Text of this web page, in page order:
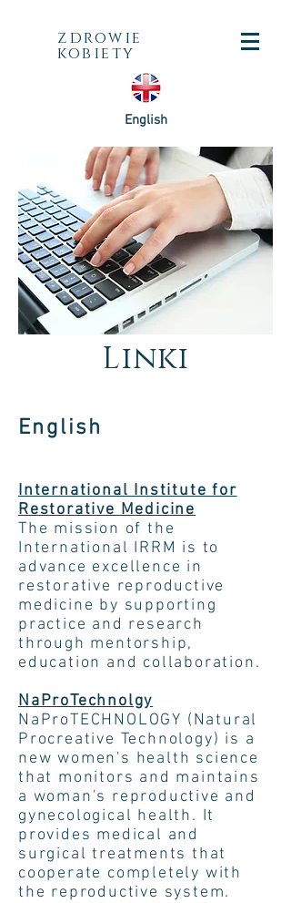
zdrowie
kobiety
English
Linki
English
International Institute for
Restorative Medicine
The mission of the
International IRRM is to
advance excellence in
restorative reproductive
medicine by supporting
practice and research
through mentorship,
education and collaboration.
NaProTechnolgy
NaProTECHNOLOGY (Natural
Procreative Technology) is a
new women's health science
that monitors and maintains
a woman's reproductive and
gynecological health. It
provides medical and
surgical treatments that
cooperate completely with
the reproductive system.